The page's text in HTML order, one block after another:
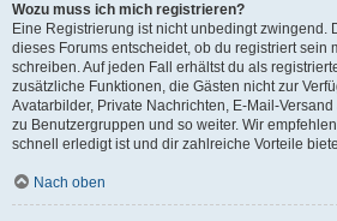
Wozu muss ich mich registrieren?
Eine Registrierung ist nicht unbedingt zwingend.
dieses Forums entscheidet, ob du registriert sein
schreiben. Auf jeden Fall erhältst du als
zusätzliche Funktionen, die Gästen nicht zur
Avatarbilder, Private Nachrichten, E-Mail-
zu Benutzergruppen und so weiter. Wir
schnell erledigt ist und dir zahlreiche Vorteile
Nach oben